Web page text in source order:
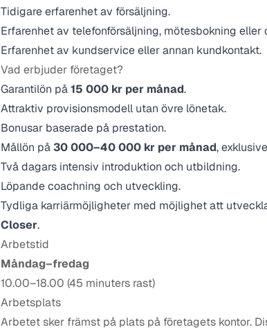
Tidigare erfarenhet av försäljning.
Erfarenhet av telefonförsäljning, mötesbokning eller
Erfarenhet av kundservice eller annan kundkontakt.
Vad erbjuder företaget?
Garantilön på15 000 kr per månad.
Attraktiv provisionsmodell utan övre lönetak.
Bonusar baserade på prestation.
Mållön på30 000–40 000 kr per månad,
Två dagars intensiv introduktion och utbildning.
Löpande coachning och utveckling.
Tydliga karriärmöjligheter med möjlighet att
Closer.
Arbetstid
Måndag–fredag
10.00–18.00 (45 minuters rast)
Arbetsplats
Arbetet sker främst på plats på företagets kontor.